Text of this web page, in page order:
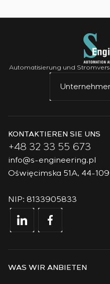
Automatisierung und
KONTAKTIEREN SIE UNS
+48 32 33 55 673
info@s-engineering.pl
Oświęcimska 51A, 44-
NIP: 8133905833
WAS WIR ANBIETEN